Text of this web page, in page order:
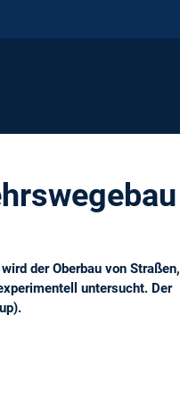
der Oberbau von Straßen,
untersucht. Der